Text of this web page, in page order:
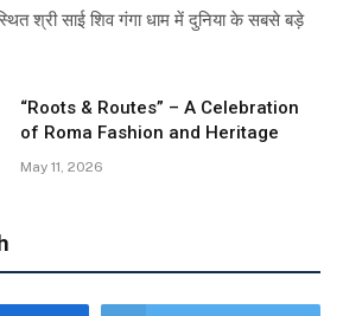
श्री साई शिव गंगा धाम में दुनिया के सबसे बड़े
“Roots & Routes” – A Celebration
of Roma Fashion and Heritage
May 11, 2026